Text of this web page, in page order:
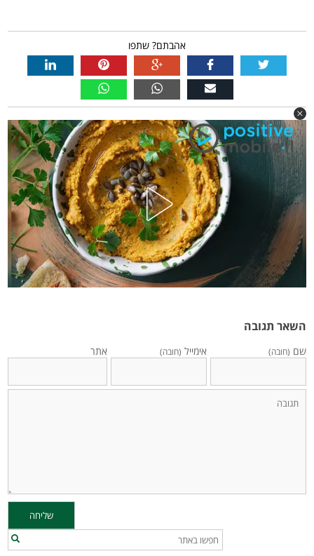
אהבתם? שתפו
השאר תגובה
שם (חובה) אימייל (חובה) אתר